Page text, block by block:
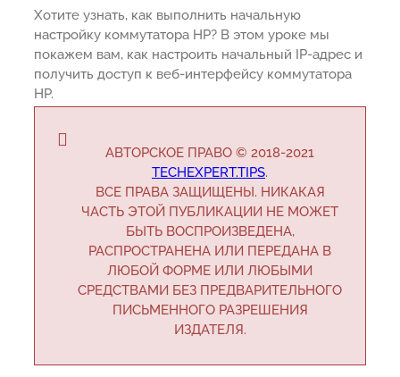
Хотите узнать, как выполнить начальную
настройку коммутатора HP? В этом уроке мы
покажем вам, как настроить начальный IP-адрес и
получить доступ к веб-интерфейсу коммутатора
HP.
АВТОРСКОЕ ПРАВО © 2018-2021
TECHEXPERT.TIPS.
ВСЕ ПРАВА ЗАЩИЩЕНЫ. НИКАКАЯ
ЧАСТЬ ЭТОЙ ПУБЛИКАЦИИ НЕ МОЖЕТ
БЫТЬ ВОСПРОИЗВЕДЕНА,
РАСПРОСТРАНЕНА ИЛИ ПЕРЕДАНА В
ЛЮБОЙ ФОРМЕ ИЛИ ЛЮБЫМИ
СРЕДСТВАМИ БЕЗ ПРЕДВАРИТЕЛЬНОГО
ПИСЬМЕННОГО РАЗРЕШЕНИЯ
ИЗДАТЕЛЯ.